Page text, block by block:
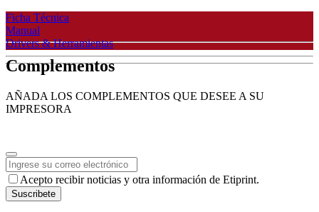
Ficha Técnica
Manual
Drivers & Herramientas
Complementos
AÑADA LOS COMPLEMENTOS QUE DESEE A SU
IMPRESORA
Business
Email*
Acepto recibir noticias y otra información de Etiprint.
Suscribete